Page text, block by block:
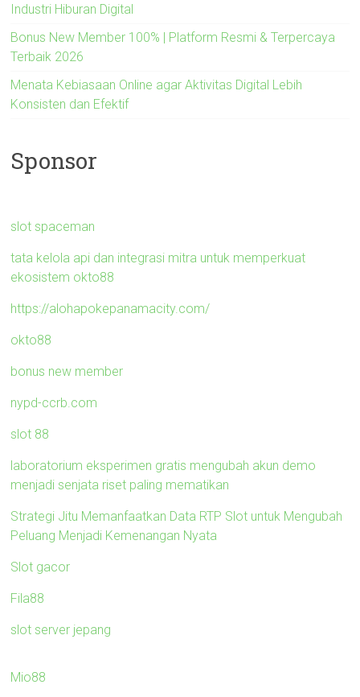
Industri Hiburan Digital
Bonus New Member 100% | Platform Resmi & Terpercaya
Terbaik 2026
Menata Kebiasaan Online agar Aktivitas Digital Lebih
Konsisten dan Efektif
Sponsor
slot spaceman
tata kelola api dan integrasi mitra untuk memperkuat
ekosistem okto88
https://alohapokepanamacity.com/
okto88
bonus new member
nypd-ccrb.com
slot 88
laboratorium eksperimen gratis mengubah akun demo
menjadi senjata riset paling mematikan
Strategi Jitu Memanfaatkan Data RTP Slot untuk Mengubah
Peluang Menjadi Kemenangan Nyata
Slot gacor
Fila88
slot server jepang
Mio88